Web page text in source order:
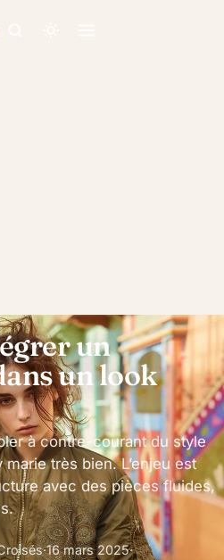
un
un look
à contre-courant du style
très bien. L’enjeu est
avec des pièces fluides,
·16 mars 2025·